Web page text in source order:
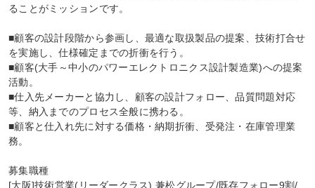
ることがミッションです。
■顧客の設計段階から参画し、最適な取扱製品の提案、技術打合せ
を実施し、仕様確定までの折衝を行う。
■顧客(大手～中小のパワーエレクトロニクス設計製造業)への提案
活動。
■仕入先メーカーと協力し、顧客の設計フォロー、品質問題対応
等、納入までのプロセス全般に携わる。
■顧客と仕入れ先に対する価格・納期折衝、受発注・在庫管理業
務。
募集職種
[大阪]技術営業(リーダークラス) 兼松グループ/既存フォロー9割/